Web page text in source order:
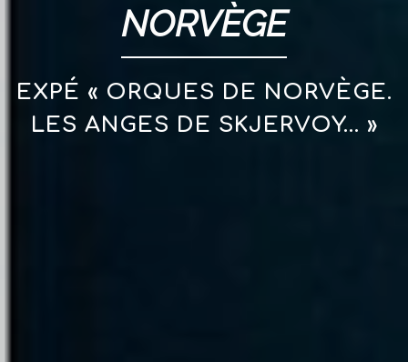
NORVÈGE
EXPÉ « ORQUES DE NORVÈGE.
LES ANGES DE SKJERVOY… »